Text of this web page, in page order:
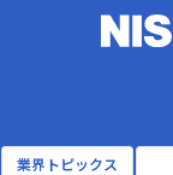
業界トピックス